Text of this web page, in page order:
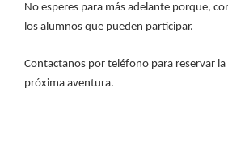
No esperes para más adelante porque,
los alumnos que pueden participar.
Contactanos por teléfono para reservar
próxima aventura.